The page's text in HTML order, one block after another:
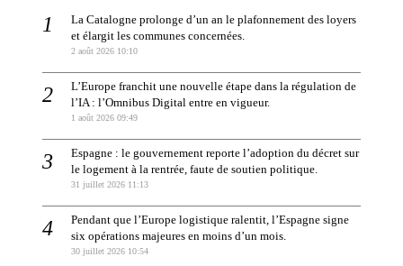
La Catalogne prolonge d’un an le plafonnement des loyers
et élargit les communes concernées.
2 août 2026 10:10
L’Europe franchit une nouvelle étape dans la régulation de
l’IA : l’Omnibus Digital entre en vigueur.
1 août 2026 09:49
Espagne : le gouvernement reporte l’adoption du décret sur
le logement à la rentrée, faute de soutien politique.
31 juillet 2026 11:13
Pendant que l’Europe logistique ralentit, l’Espagne signe
six opérations majeures en moins d’un mois.
30 juillet 2026 10:54